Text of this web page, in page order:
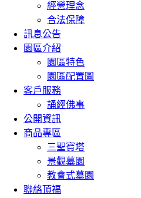
經營理念
合法保障
訊息公告
園區介紹
園區特色
園區配置圖
客戶服務
誦經佛事
公開資訊
商品專區
三聖寶塔
景觀墓園
教會式墓園
聯絡頂福